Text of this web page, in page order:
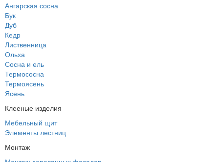
Ангарская сосна
Бук
Дуб
Кедр
Лиственница
Ольха
Сосна и ель
Термососна
Термоясень
Ясень
Клееные изделия
Мебельный щит
Элементы лестниц
Монтаж